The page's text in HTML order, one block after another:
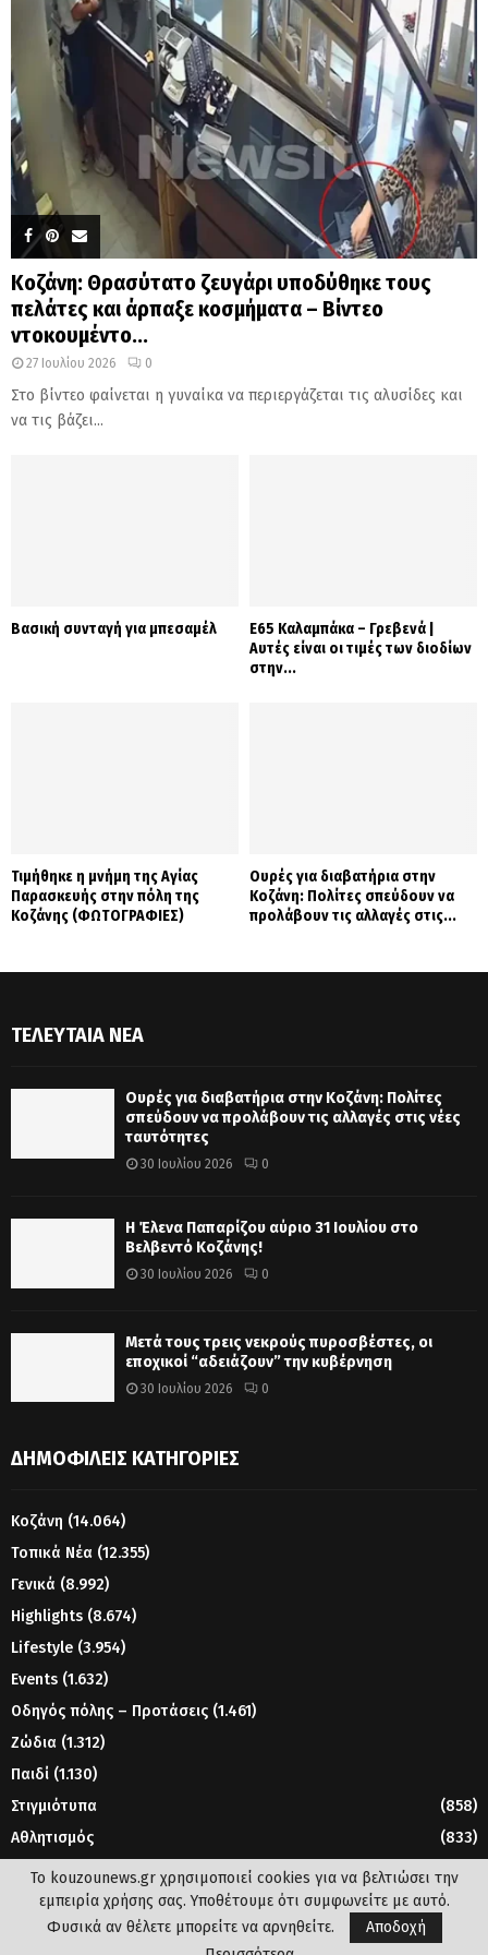
Κοζάνη: Θρασύτατο ζευγάρι υποδύθηκε τους
πελάτες και άρπαξε κοσμήματα – Βίντεο
ντοκουμέντο...
27 Ιουλίου 2026 0
Στο βίντεο φαίνεται η γυναίκα να περιεργάζεται τις αλυσίδες και
να τις βάζει...
Βασική συνταγή για μπεσαμέλ
Ε65 Καλαμπάκα – Γρεβενά |
Αυτές είναι οι τιμές των διοδίων
στην...
Τιμήθηκε η μνήμη της Αγίας
Παρασκευής στην πόλη της
Κοζάνης (ΦΩΤΟΓΡΑΦΙΕΣ)
Ουρές για διαβατήρια στην
Κοζάνη: Πολίτες σπεύδουν να
προλάβουν τις αλλαγές στις...
ΤΕΛΕΥΤΑΊΑ ΝΈΑ
Ουρές για διαβατήρια στην Κοζάνη: Πολίτες
σπεύδουν να προλάβουν τις αλλαγές στις νέες
ταυτότητες
30 Ιουλίου 2026 0
Η Έλενα Παπαρίζου αύριο 31 Ιουλίου στο
Βελβεντό Κοζάνης!
30 Ιουλίου 2026 0
Μετά τους τρεις νεκρούς πυροσβέστες, οι
εποχικοί “αδειάζουν” την κυβέρνηση
30 Ιουλίου 2026 0
ΔΗΜΟΦΙΛΕΊΣ ΚΑΤΗΓΟΡΊΕΣ
Κοζάνη (14.064)
Τοπικά Νέα (12.355)
Γενικά (8.992)
Highlights (8.674)
Lifestyle (3.954)
Events (1.632)
Οδηγός πόλης – Προτάσεις (1.461)
Ζώδια (1.312)
Παιδί (1.130)
Στιγμιότυπα
(858)
Αθλητισμός
(833)
Γυναίκα
© 2023 - www.kouzounews.gr
Το kouzounews.gr χρησιμοποιεί cookies για να βελτιώσει την
εμπειρία χρήσης σας. Υποθέτουμε ότι συμφωνείτε με αυτό.
Φυσικά αν θέλετε μπορείτε να αρνηθείτε.
Αποδοχή